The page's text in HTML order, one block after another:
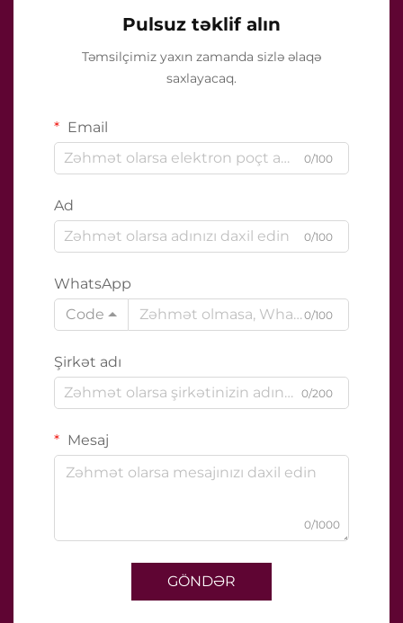
Pulsuz təklif alın
Təmsilçimiz yaxın zamanda sizlə əlaqə
saxlayacaq.
Email
0/100
Ad
0/100
WhatsApp
Code
0/100
Şirkət adı
0/200
Mesaj
0/1000
GÖNDƏR